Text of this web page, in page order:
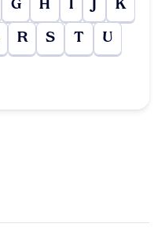
G H I J K
R S T U